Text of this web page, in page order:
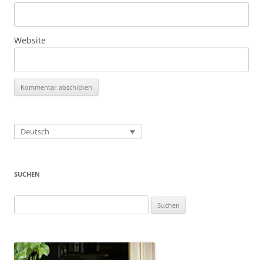
Website
Deutsch
SUCHEN
nach: